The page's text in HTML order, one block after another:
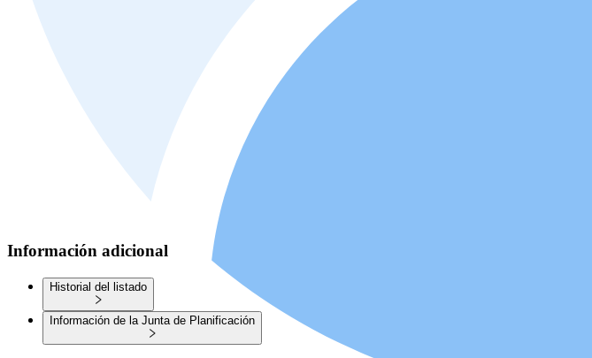
Información adicional
Historial del listado
Información de la Junta de Planificación